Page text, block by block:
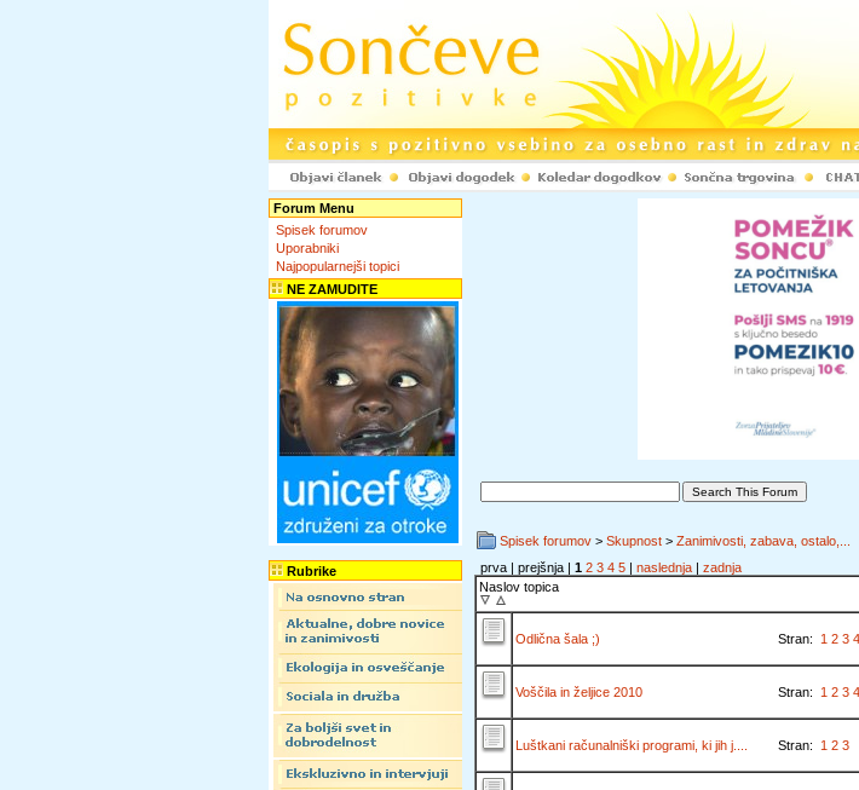
Forum Menu
Spisek forumov
Uporabniki
Najpopularnejši topici
NE ZAMUDITE
Rubrike
Spisek forumov > Skupnost > Zanimivosti, zabava, ostalo,...
prva | prejšnja | 1 2 3 4 5 | naslednja | zadnja
Naslov topica
Odlična šala ;) Stran: 1 2 3 4
Voščila in željice 2010 Stran: 1 2 3 4
Luštkani računalniški programi, ki jih j.... Stran: 1 2 3